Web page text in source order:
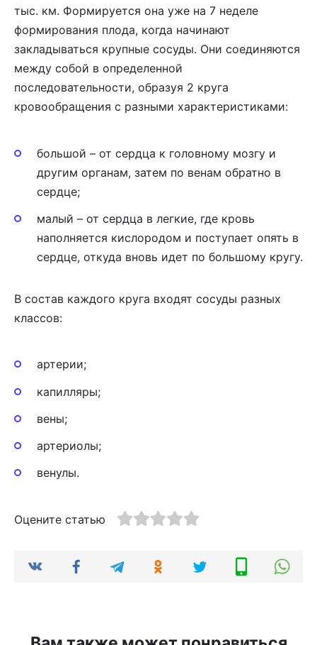
тыс. км. Формируется она уже на 7 неделе
формирования плода, когда начинают
закладываться крупные сосуды. Они соединяются
между собой в определенной
последовательности, образуя 2 круга
кровообращения с разными характеристиками:
большой – от сердца к головному мозгу и
другим органам, затем по венам обратно в
сердце;
малый – от сердца в легкие, где кровь
наполняется кислородом и поступает опять в
сердце, откуда вновь идет по большому кругу.
В состав каждого круга входят сосуды разных
классов:
артерии;
капилляры;
вены;
артериолы;
венулы.
Оцените статью